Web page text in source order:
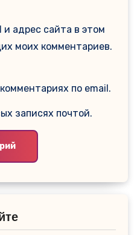
адрес сайта в этом
моих комментариев.
по email.
записях почтой.